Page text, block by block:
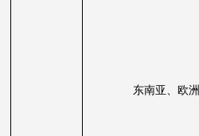
东南亚、欧洲